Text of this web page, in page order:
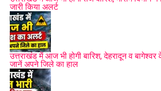
जारी किया अलर्ट
उत्तराखंड में आज भी होगी बारिश, देहरादून व बागेश्वर
जानें अपने जिले का हाल